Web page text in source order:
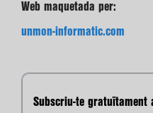
Web maquetada per:
unmon-informatic.com
Subscriu-te gratuïtament